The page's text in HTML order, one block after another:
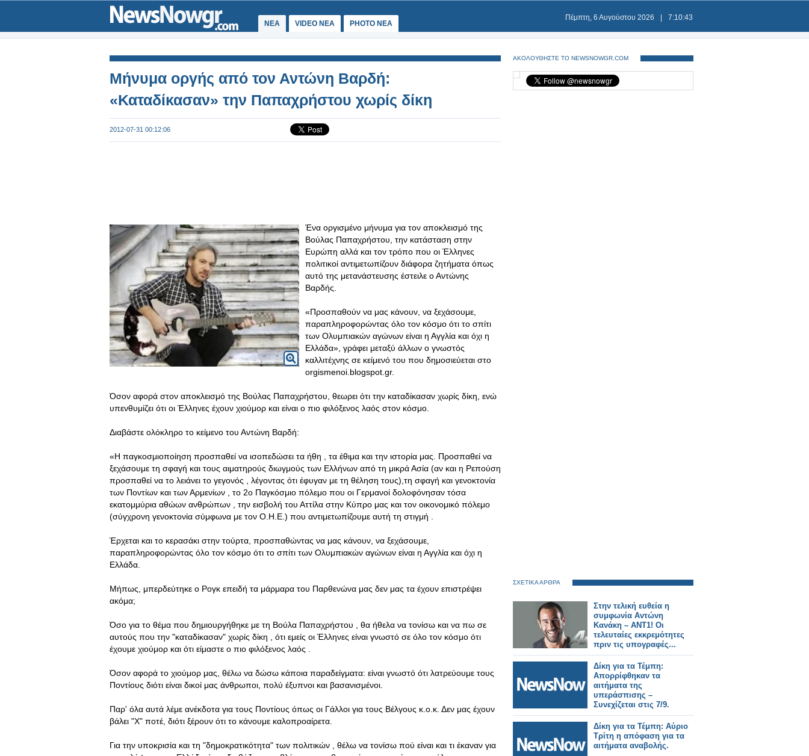
ΝΕΑ VIDEO NEA PHOTO NEA
Πέμπτη, 6 Αυγούστου 2026 7:10:44
Μήνυμα οργής από τον Αντώνη Βαρδή:
«Καταδίκασαν» την Παπαχρήστου χωρίς δίκη
2012-07-31 00:12:06
Ένα οργισμένο μήνυμα για τον αποκλεισμό της
Βούλας Παπαχρήστου, την κατάσταση στην
Ευρώπη αλλά και τον τρόπο που οι Έλληνες
πολιτικοί αντιμετωπίζουν διάφορα ζητήματα όπως
αυτό της μετανάστευσης έστειλε ο Αντώνης
Βαρδής.
«Προσπαθούν να μας κάνουν, να ξεχάσουμε,
παραπληροφορώντας όλο τον κόσμο ότι το σπίτι
των Ολυμπιακών αγώνων είναι η Αγγλία και όχι η
Ελλάδα», γράφει μεταξύ άλλων ο γνωστός
καλλιτέχνης σε κείμενό του που δημοσιεύεται στο
orgismenoi.blogspot.gr.
Όσον αφορά στον αποκλεισμό της Βούλας Παπαχρήστου, θεωρει ότι την καταδίκασαν χωρίς δίκη, ενώ
υπενθυμίζει ότι οι Έλληνες έχουν χιούμορ και είναι ο πιο φιλόξενος λαός στον κόσμο.
Διαβάστε ολόκληρο το κείμενο του Αντώνη Βαρδή:
«Η παγκοσμιοποίηση προσπαθεί να ισοπεδώσει τα ήθη , τα έθιμα και την ιστορία μας. Προσπαθεί να
ξεχάσουμε τη σφαγή και τους αιματηρούς διωγμούς των Ελλήνων από τη μικρά Ασία (αν και η Ρεπούση
προσπαθεί να το λειάνει το γεγονός , λέγοντας ότι έφυγαν με τη θέληση τους),τη σφαγή και γενοκτονία
των Ποντίων και των Αρμενίων , το 2ο Παγκόσμιο πόλεμο που οι Γερμανοί δολοφόνησαν τόσα
εκατομμύρια αθώων ανθρώπων , την εισβολή του Αττίλα στην Κύπρο μας και τον οικονομικό πόλεμο
(σύγχρονη γενοκτονία σύμφωνα με τον Ο.Η.Ε.) που αντιμετωπίζουμε αυτή τη στιγμή .
Έρχεται και το κερασάκι στην τούρτα, προσπαθώντας να μας κάνουν, να ξεχάσουμε,
παραπληροφορώντας όλο τον κόσμο ότι το σπίτι των Ολυμπιακών αγώνων είναι η Αγγλία και όχι η
Ελλάδα.
Μήπως, μπερδεύτηκε ο Ρογκ επειδή τα μάρμαρα του Παρθενώνα μας δεν μας τα έχουν επιστρέψει
ακόμα;
Όσο για το θέμα που δημιουργήθηκε με τη Βούλα Παπαχρήστου , θα ήθελα να τονίσω και να πω σε
αυτούς που την "καταδίκασαν" χωρίς δίκη , ότι εμείς οι Έλληνες είναι γνωστό σε όλο τον κόσμο ότι
έχουμε χιούμορ και ότι είμαστε ο πιο φιλόξενος λαός .
Όσον αφορά το χιούμορ μας, θέλω να δώσω κάποια παραδείγματα: είναι γνωστό ότι λατρεύουμε τους
Ποντίους διότι είναι δικοί μας άνθρωποι, πολύ έξυπνοι και βασανισμένοι.
Παρ' όλα αυτά λέμε ανέκδοτα για τους Ποντίους όπως οι Γάλλοι για τους Βέλγους κ.ο.κ. Δεν μας έχουν
βάλει "Χ" ποτέ, διότι ξέρουν ότι το κάνουμε καλοπροαίρετα.
Για την υποκρισία και τη "δημοκρατικότητα" των πολιτικών , θέλω να τονίσω πού είναι και τι έκαναν για
ΑΚΟΛΟΥΘΗΣΤΕ ΤΟ NEWSNOWGR.COM
ΣΧΕΤΙΚΑ ΑΡΘΡΑ
Στην τελική ευθεία η
συμφωνία Αντώνη
Κανάκη – ΑΝΤ1! Οι
τελευταίες εκκρεμότητες
πριν τις υπογραφές...
Δίκη για τα Τέμπη:
Απορρίφθηκαν τα
αιτήματα της
υπεράσπισης –
Συνεχίζεται στις 7/9.
Δίκη για τα Τέμπη: Αύριο
Τρίτη η απόφαση για τα
αιτήματα αναβολής.